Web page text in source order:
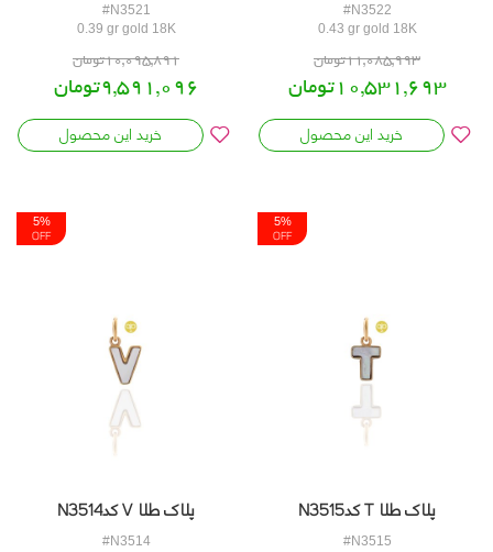
#N3522
0.43 gr gold 18K
11,085,993تومان
10,531,693تومان
خرید این محصول
#N3521
0.39 gr gold 18K
10,095,891تومان
9,591,096تومان
خرید این محصول
پلاک طلا T کدN3515
#N3515
پلاک طلا V کدN3514
#N3514